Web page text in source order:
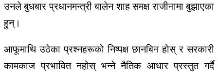
उनले बुधबार प्रधानमन्त्री बालेन शाह समक्ष राजीनामा बुझाएका
हुन्।
आफूमाथि उठेका प्रश्नहरूको निष्पक्ष छानबिन होस् र सरकारी
कामकाज प्रभावित नहोस् भन्ने नैतिक आधार प्रस्तुत गर्दै